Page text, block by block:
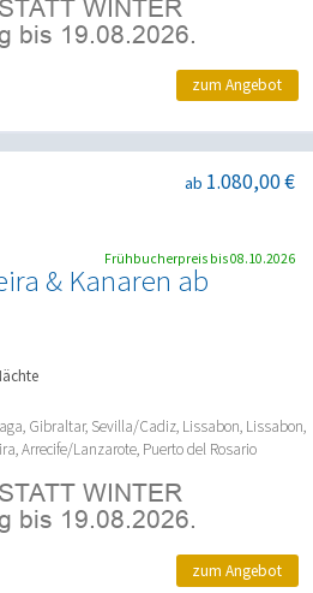
zum Angebot
& Kanaren ab
ab 1.080,00 €
Gibraltar, Sevilla/Cadiz, Lissabon, Lissabon,
Arrecife/Lanzarote, Puerto del Rosario
Frühbucherpreis bis 08.10.2026
zum Angebot